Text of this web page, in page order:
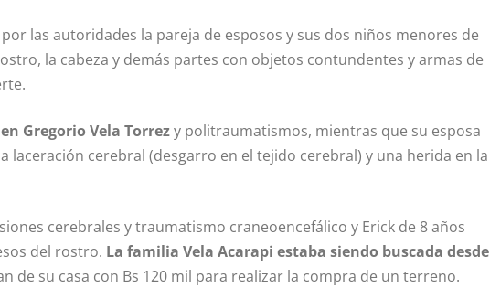
las autoridades la pareja de esposos y sus dos niños menores de
la cabeza y demás partes con objetos contundentes y armas de
Gregorio Vela Torrezy politraumatismos, mientras que su esposa
laceración cerebral (desgarro en el tejido cerebral) y una herida en la
cerebrales y traumatismo craneoencefálico y Erick de 8 años
del rostro. La familia Vela Acarapi estaba siendo buscada desde
de su casa con Bs 120 mil para realizar la compra de un terreno.